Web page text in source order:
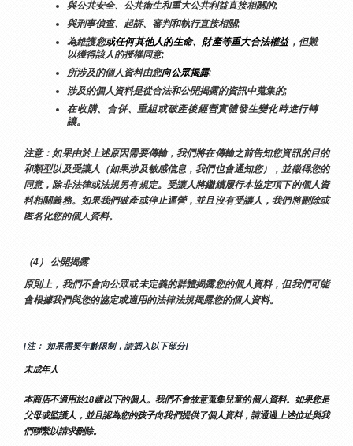
與公共安全、公共衛生和重大公共利益直接相關的;
與刑事偵查、起訴、審判和執行直接相關;
為維護您或任何其他人的生命、財產等重大合法權益，但難
以獲得該人的授權同意;
所涉及的個人資料由您向公眾揭露;
涉及的個人資料是從合法和公開揭露的資訊中蒐集的;
在收購、合併、重組或破產後經營實體發生變化時進行轉
讓。
注意：如果由於上述原因需要傳輸，我們將在傳輸之前告知您資訊的目的
和類型以及受讓人（如果涉及敏感信息，我們也會通知您），並徵得您的
同意，除非法律或法規另有規定。受讓人將繼續履行本協定項下的個人資
料相關義務。如果我們破產或停止運營，並且沒有受讓人，我們將刪除或
匿名化您的個人資料。
（4） 公開揭露
原則上，我們不會向公眾或未定義的群體揭露您的個人資料，但我們可能
會根據我們與您的協定或適用的法律法規揭露您的個人資料。
[注： 如果需要年齡限制，請插入以下部分]
未成年人
本商店不適用於18歲以下的個人。我們不會故意蒐集兒童的個人資料。如果您是
父母或監護人，並且認為您的孩子向我們提供了個人資料，請通過上述位址與我
們聯繫以請求刪除。